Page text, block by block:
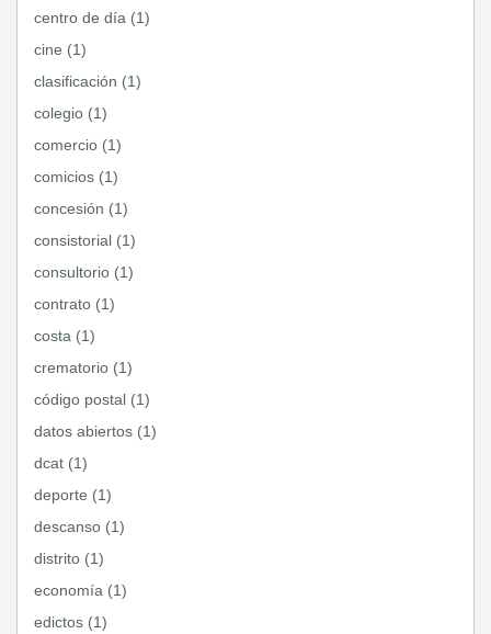
centro de día (1)
cine (1)
clasificación (1)
colegio (1)
comercio (1)
comicios (1)
concesión (1)
consistorial (1)
consultorio (1)
contrato (1)
costa (1)
crematorio (1)
código postal (1)
datos abiertos (1)
dcat (1)
deporte (1)
descanso (1)
distrito (1)
economía (1)
edictos (1)